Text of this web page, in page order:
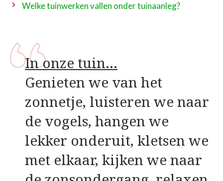
Welke tuinwerken vallen onder tuinaanleg?
In onze tuin…
Genieten we van het
zonnetje, luisteren we naar
de vogels, hangen we
lekker onderuit, kletsen we
met elkaar, kijken we naar